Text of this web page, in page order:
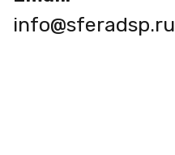
info@sferadsp.ru